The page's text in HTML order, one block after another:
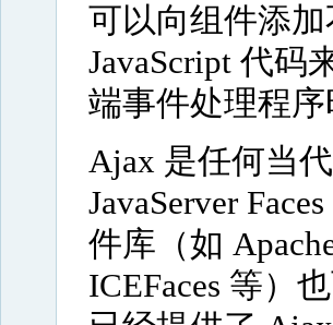
可以向组件添
JavaScript 代码
端事件处理程序
Ajax 是任何当
JavaServer
件库（如
ICEFaces 等）